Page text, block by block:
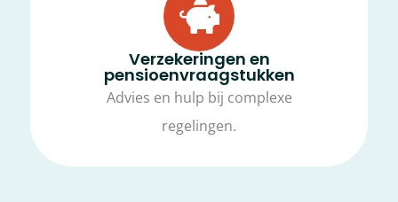
Verzekeringen en
pensioenvraagstukken
Advies en hulp bij complexe
regelingen.